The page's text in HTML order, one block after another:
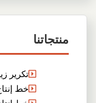
منتجاتنا
تكرير
خط